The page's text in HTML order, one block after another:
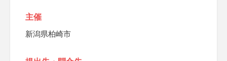
主催
新潟県柏崎市